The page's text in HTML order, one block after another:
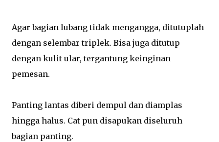
Agar bagian lubang tidak mengangga, ditutuplah
dengan selembar triplek. Bisa juga ditutup
dengan kulit ular, tergantung keinginan
pemesan.
Panting lantas diberi dempul dan diamplas
hingga halus. Cat pun disapukan diseluruh
bagian panting.